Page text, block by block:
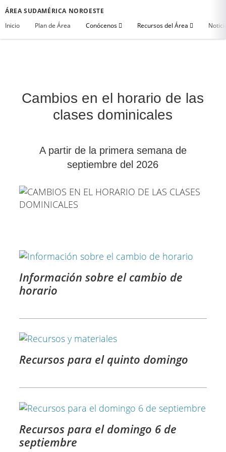
ÁREA SUDAMÉRICA NOROESTE
Inicio
Plan de Área Conócenos Recursos del Área
Cambios en el horario de las
clases dominicales
A partir de la primera semana de
septiembre del 2026
Información sobre el cambio de
horario
Recursos para el quinto domingo
Recursos para el domingo 6 de
septiembre